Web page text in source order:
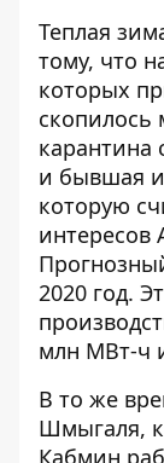
Теплая
тому, что
которых
скопилось
карантина
и бывшая
которую
интересов
2020 год.
млн МВт-ч
В то же
Шмыгаля,
Кабмин